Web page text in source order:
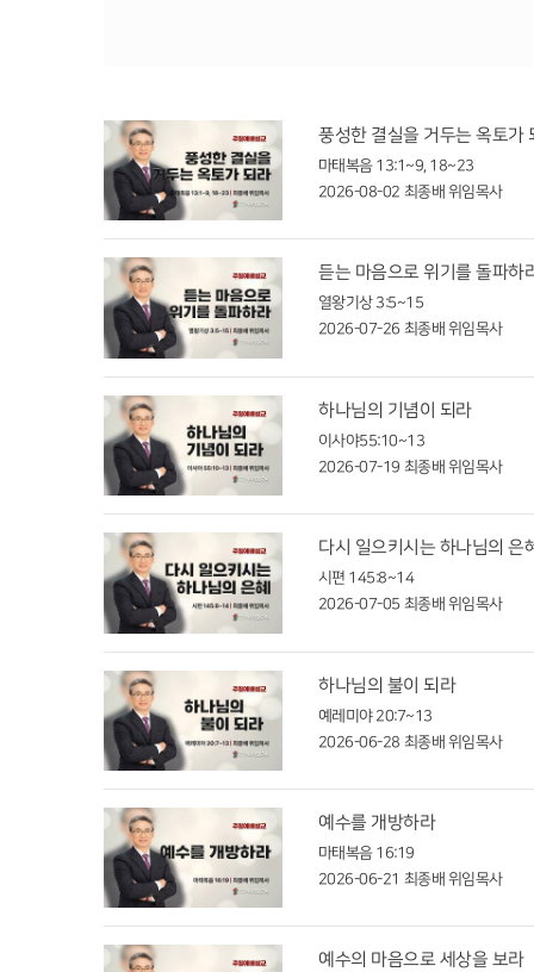
풍성한 결실을 거두는 옥토가
마태복음 13:1~9, 18~23
2026-08-02 최종배 위임목사
듣는 마음으로 위기를 돌파하
열왕기상 3:5~15
2026-07-26 최종배 위임목사
하나님의 기념이 되라
이사야55:10~13
2026-07-19 최종배 위임목사
다시 일으키시는 하나님의 은
시편 145:8~14
2026-07-05 최종배 위임목사
하나님의 불이 되라
예레미야 20:7~13
2026-06-28 최종배 위임목사
예수를 개방하라
마태복음 16:19
2026-06-21 최종배 위임목사
예수의 마음으로 세상을 보라